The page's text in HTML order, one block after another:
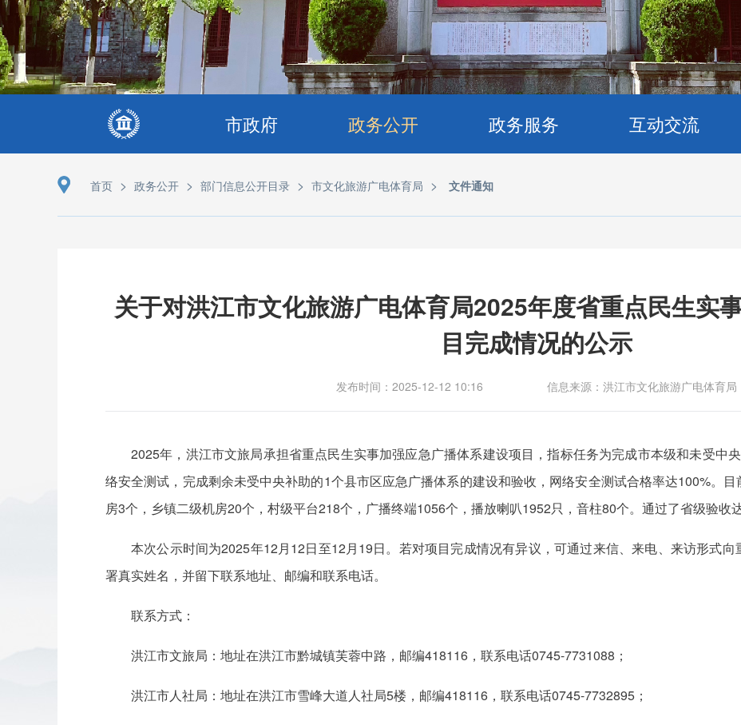
市政府 政务公开 政务服务 互动交流
首页 > 政务公开 > 部门信息公开目录 > 市文化旅游广电体育局 > 文件通知
关于对洪江市文化旅游广电体育局2025年度省重点民生实
目完成情况的公示
发布时间：2025-12-12 10:16 信息来源：洪江市文化旅游广电体育局
2025年，洪江市文旅局承担省重点民生实事加强应急广播体系建设项目，指标任务为完成市本级和未受中
络安全测试，完成剩余未受中央补助的1个县市区应急广播体系的建设和验收，网络安全测试合格率达100%。
房3个，乡镇二级机房20个，村级平台218个，广播终端1056个，播放喇叭1952只，音柱80个。通过了省级验收达
本次公示时间为2025年12月12日至12月19日。若对项目完成情况有异议，可通过来信、来电、来访形式
署真实姓名，并留下联系地址、邮编和联系电话。
联系方式：
洪江市文旅局：地址在洪江市黔城镇芙蓉中路，邮编418116，联系电话0745-7731088；
洪江市人社局：地址在洪江市雪峰大道人社局5楼，邮编418116，联系电话0745-7732895；